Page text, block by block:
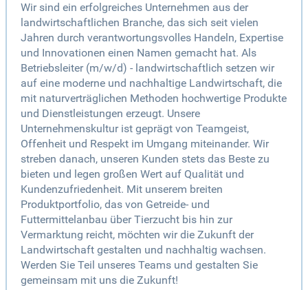
Wir sind ein erfolgreiches Unternehmen aus der
landwirtschaftlichen Branche, das sich seit vielen
Jahren durch verantwortungsvolles Handeln, Expertise
und Innovationen einen Namen gemacht hat. Als
Betriebsleiter (m/w/d) - landwirtschaftlich setzen wir
auf eine moderne und nachhaltige Landwirtschaft, die
mit naturverträglichen Methoden hochwertige Produkte
und Dienstleistungen erzeugt. Unsere
Unternehmenskultur ist geprägt von Teamgeist,
Offenheit und Respekt im Umgang miteinander. Wir
streben danach, unseren Kunden stets das Beste zu
bieten und legen großen Wert auf Qualität und
Kundenzufriedenheit. Mit unserem breiten
Produktportfolio, das von Getreide- und
Futtermittelanbau über Tierzucht bis hin zur
Vermarktung reicht, möchten wir die Zukunft der
Landwirtschaft gestalten und nachhaltig wachsen.
Werden Sie Teil unseres Teams und gestalten Sie
gemeinsam mit uns die Zukunft!